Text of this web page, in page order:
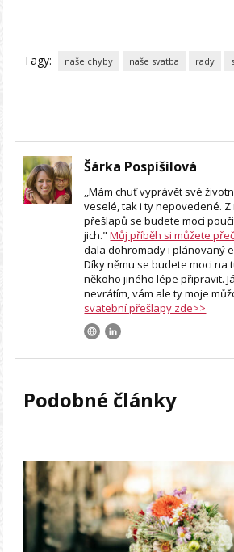
Tagy: naše chyby naše svatba rady
Šárka Pospíšilová
,,Mám chuť vyprávět své
veselé, tak i ty nepovedené. Z
přešlapů se budete moci
jich."Můj příběh si můžete
dala dohromady i plánovaný
Díky němu se budete moci na
někoho jiného lépe připravit.
nevrátím, vám ale ty moje
svatební přešlapy zde>>
Podobné články